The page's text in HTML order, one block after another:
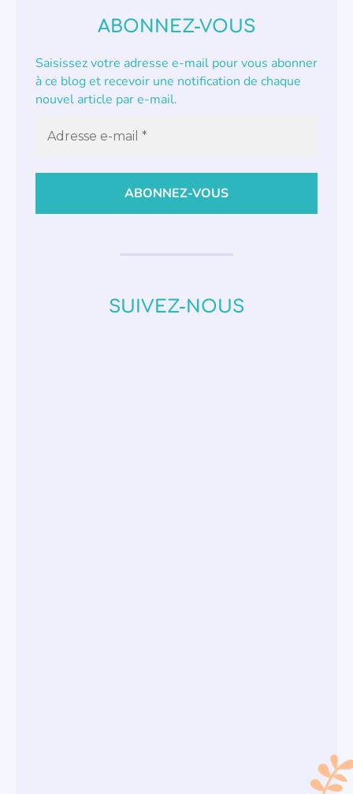
ABONNEZ-VOUS
Saisissez votre adresse e-mail pour vous abonner
à ce blog et recevoir une notification de chaque
nouvel article par e-mail.
SUIVEZ-NOUS